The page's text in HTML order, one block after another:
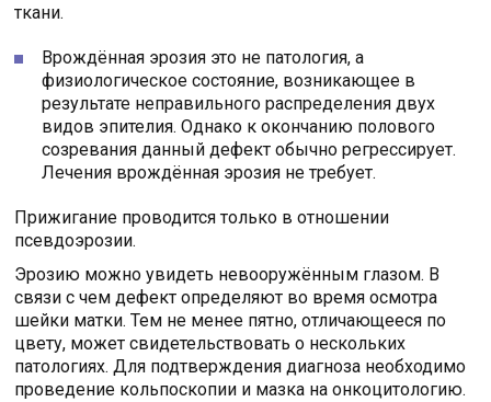
ткани.
Врождённая эрозия это не патология, а
физиологическое состояние, возникающее в
результате неправильного распределения двух
видов эпителия. Однако к окончанию полового
созревания данный дефект обычно регрессирует.
Лечения врождённая эрозия не требует.
Прижигание проводится только в отношении
псевдоэрозии.
Эрозию можно увидеть невооружённым глазом. В
связи с чем дефект определяют во время осмотра
шейки матки. Тем не менее пятно, отличающееся по
цвету, может свидетельствовать о нескольких
патологиях. Для подтверждения диагноза необходимо
проведение кольпоскопии и мазка на онкоцитологию.